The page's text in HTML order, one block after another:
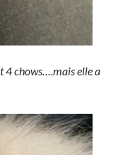
4 chows….mais elle a